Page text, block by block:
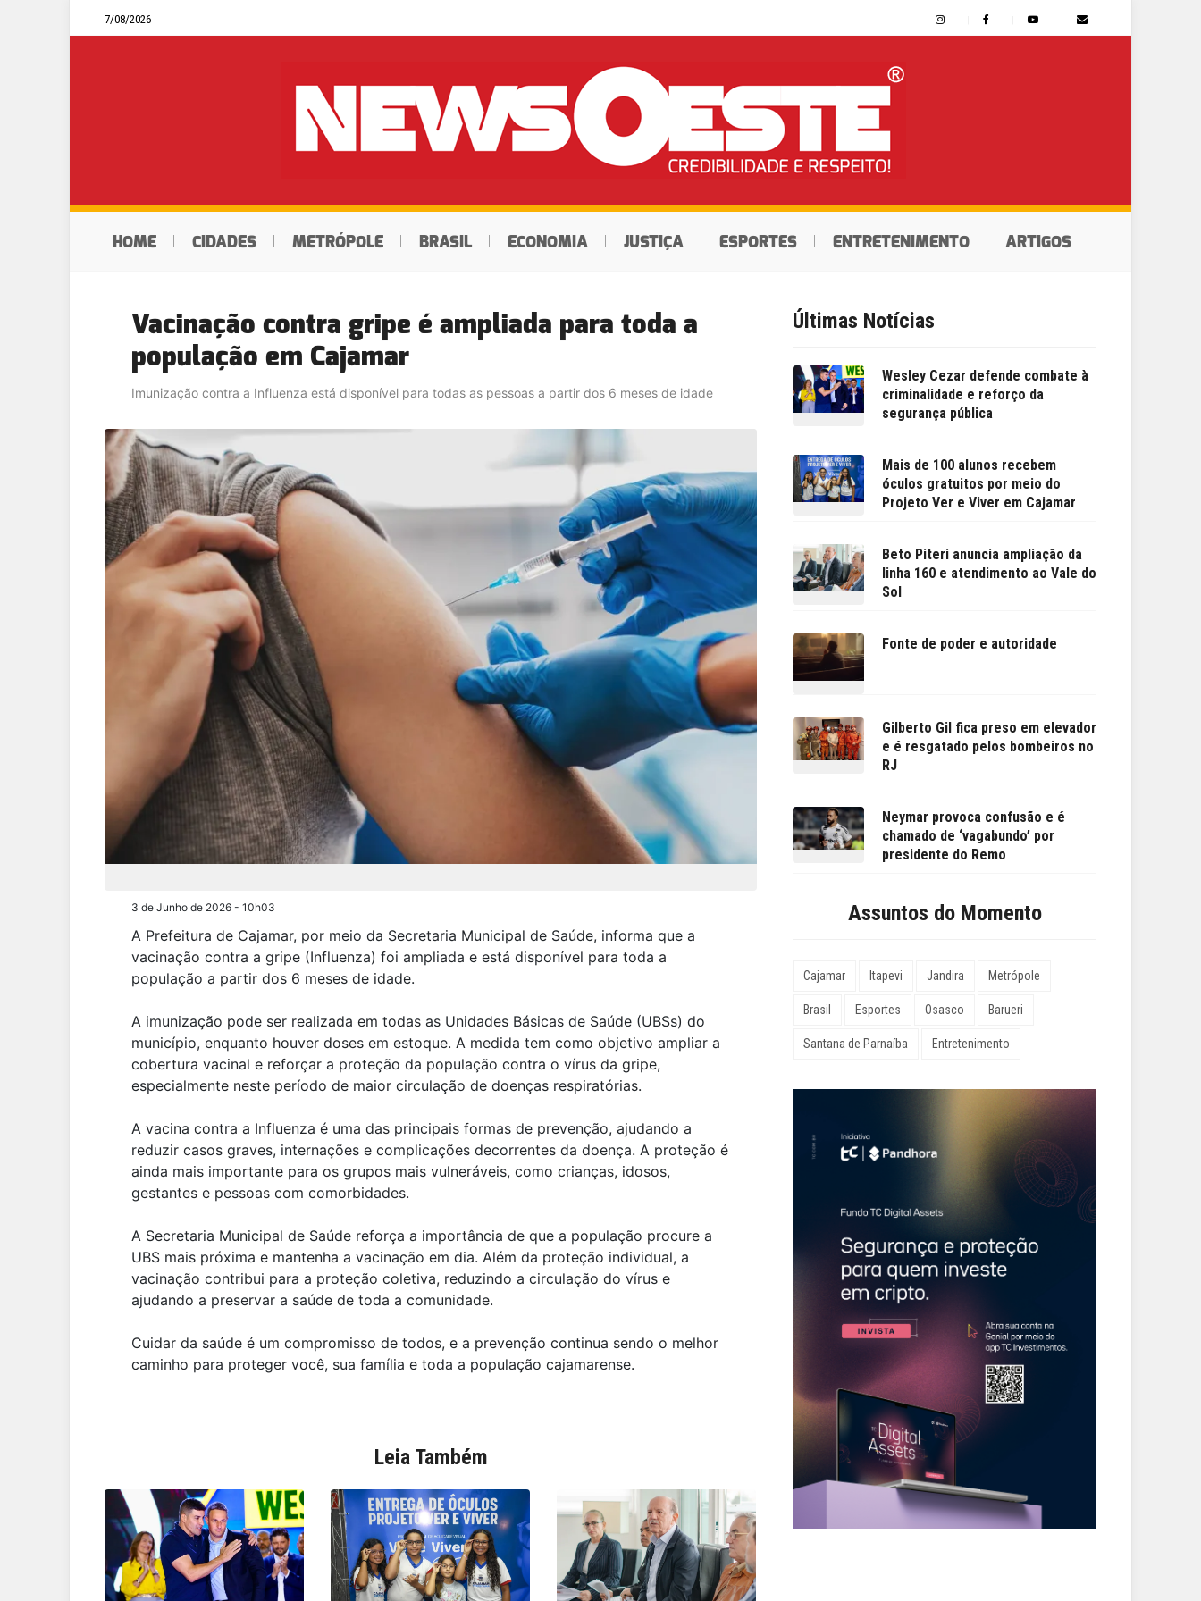
7/08/2026
HOME CIDADES METRÓPOLE BRASIL ECONOMIA JUSTIÇA ESPORTES ENTRETENIMENTO ARTIGOS
Vacinação contra gripe é ampliada para toda a
população em Cajamar
Imunização contra a Influenza está disponível para todas as pessoas a partir dos 6 meses de idade
3 de Junho de 2026 - 10h03
A Prefeitura de Cajamar, por meio da Secretaria Municipal de Saúde, informa que a
vacinação contra a gripe (Influenza) foi ampliada e está disponível para toda a
população a partir dos 6 meses de idade.
A imunização pode ser realizada em todas as Unidades Básicas de Saúde (UBSs) do
município, enquanto houver doses em estoque. A medida tem como objetivo ampliar a
cobertura vacinal e reforçar a proteção da população contra o vírus da gripe,
especialmente neste período de maior circulação de doenças respiratórias.
A vacina contra a Influenza é uma das principais formas de prevenção, ajudando a
reduzir casos graves, internações e complicações decorrentes da doença. A proteção é
ainda mais importante para os grupos mais vulneráveis, como crianças, idosos,
gestantes e pessoas com comorbidades.
A Secretaria Municipal de Saúde reforça a importância de que a população procure a
UBS mais próxima e mantenha a vacinação em dia. Além da proteção individual, a
vacinação contribui para a proteção coletiva, reduzindo a circulação do vírus e
ajudando a preservar a saúde de toda a comunidade.
Cuidar da saúde é um compromisso de todos, e a prevenção continua sendo o melhor
caminho para proteger você, sua família e toda a população cajamarense.
Leia Também
Últimas Notícias
Wesley Cezar defende combate à
criminalidade e reforço da
segurança pública
Mais de 100 alunos recebem
óculos gratuitos por meio do
Projeto Ver e Viver em Cajamar
Beto Piteri anuncia ampliação da
linha 160 e atendimento ao Vale do
Sol
Fonte de poder e autoridade
Gilberto Gil fica preso em elevador
e é resgatado pelos bombeiros no
RJ
Neymar provoca confusão e é
chamado de ‘vagabundo’ por
presidente do Remo
Assuntos do Momento
Cajamar Itapevi Jandira Metrópole
Brasil Esportes Osasco Barueri
Santana de Parnaíba Entretenimento